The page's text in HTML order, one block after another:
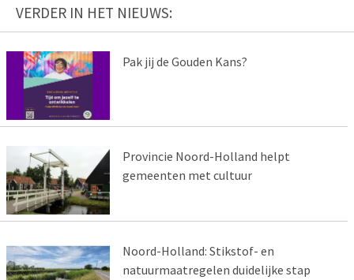
VERDER IN HET NIEUWS:
Pak jij de Gouden Kans?
Provincie Noord-Holland helpt
gemeenten met cultuur
Noord-Holland: Stikstof- en
natuurmaatregelen duidelijke stap